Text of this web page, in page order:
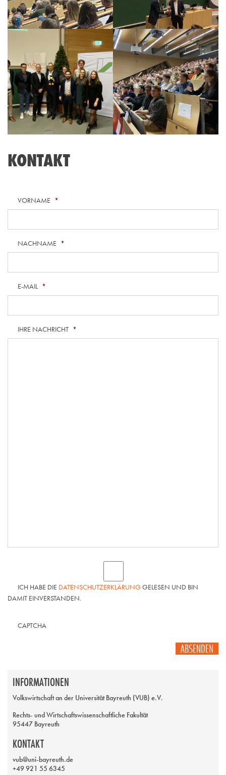
KONTAKT
INFORMATIONEN
Volkswirtschaft an der Universität Bayreuth (VUB) e.V.
Rechts- und Wirtschaftswissenschaftliche Fakultät
95447 Bayreuth
KONTAKT
vub@uni-bayreuth.de
+49 921 55 6345
VORNAME *
NACHNAME *
E-MAIL *
IHRE NACHRICHT *
ICH HABE DIE DATENSCHUTZERKLÄRUNG GELESEN UND BIN
DAMIT EINVERSTANDEN.
CAPTCHA
ABSENDEN